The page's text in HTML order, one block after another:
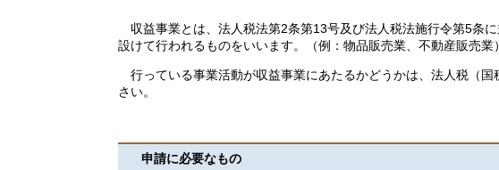
収益事業とは、法人税法第2条第13号及び法人税法施行令第5条
設けて行われるものをいいます。（例：物品販売業、不動産販売業）
行っている事業活動が収益事業にあたるかどうかは、法人税（
さい。
申請に必要なもの